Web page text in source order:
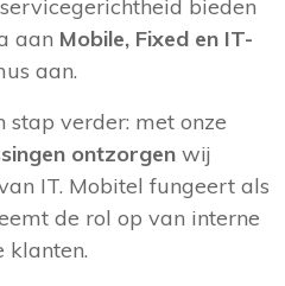
bieden
aan Mobile, Fixed en IT-
aan.
verder: met onze
ontzorgen wij
IT. Mobitel fungeert als
de rol op van interne
klanten.